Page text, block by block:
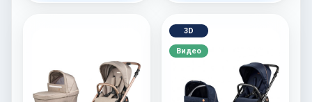
3D
Видео